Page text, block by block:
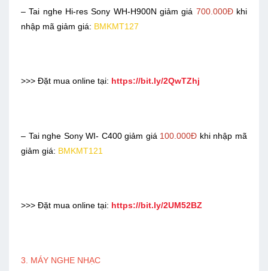
– Tai nghe Hi-res Sony WH-H900N giảm giá 700.000Đkhi
nhập mã giảm giá: BMKMT127
>>> Đặt mua online tại: https://bit.ly/2QwTZhj
– Tai nghe Sony WI- C400 giảm giá 100.000Đ khi nhập mã
giảm giá: BMKMT121
>>> Đặt mua online tại: https://bit.ly/2UM52BZ
3. MÁY NGHE NHẠC